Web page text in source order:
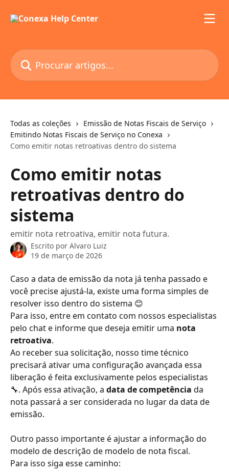
Procurar artigos...
Todas as coleções
Emissão de Notas Fiscais de Serviço
Emitindo Notas Fiscais de Serviço no Conexa
Como emitir notas retroativas dentro do sistema
Como emitir notas
retroativas dentro do
sistema
emitir nota retroativa, emitir nota futura.
Escrito por Alvaro Luiz
19 de março de 2026
Caso a data de emissão da nota já tenha passado e
você precise ajustá-la, existe uma forma simples de
resolver isso dentro do sistema 😊
Para isso, entre em contato com nossos especialistas
pelo chat e informe que deseja emitir uma nota
retroativa.
Ao receber sua solicitação, nosso time técnico
precisará ativar uma configuração avançada essa
liberação é feita exclusivamente pelos especialistas
🔧. Após essa ativação, a data de competência da
nota passará a ser considerada no lugar da data de
emissão.
Outro passo importante é ajustar a informação do
modelo de descrição de modelo de nota fiscal.
Para isso siga esse caminho: